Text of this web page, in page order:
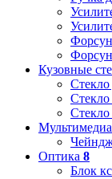
Кузовные
Стекло
Стекло
Стекло
Мультимедиа
Оптика 8
Блок